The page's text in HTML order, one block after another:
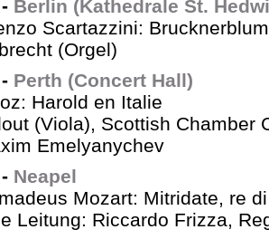
- Berlin (Kathedrale St.
Scartazzini:
(Orgel)
- Perth (Concert Hall)
Harold en Italie
(Viola), Scottish Chamber
Emelyanychev
- Neapel
Mozart: Mitridate, re
Leitung: Riccardo Frizza,